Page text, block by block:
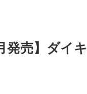
発売】ダ